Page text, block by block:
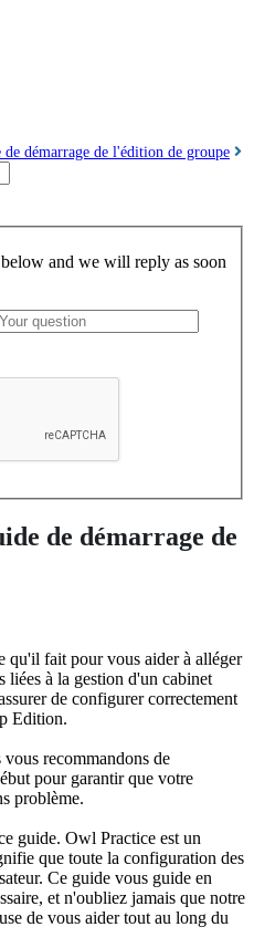
de démarrage de l'édition de groupe
and we will reply as soon
de démarrage de
qu'il fait pour vous aider à alléger
liées à la gestion d'un cabinet
de configurer correctement
Edition.
vous recommandons de
ébut pour garantir que votre
problème.
guide. Owl Practice est un
que toute la configuration des
. Ce guide vous guide en
, et n'oubliez jamais que notre
de vous aider tout au long du